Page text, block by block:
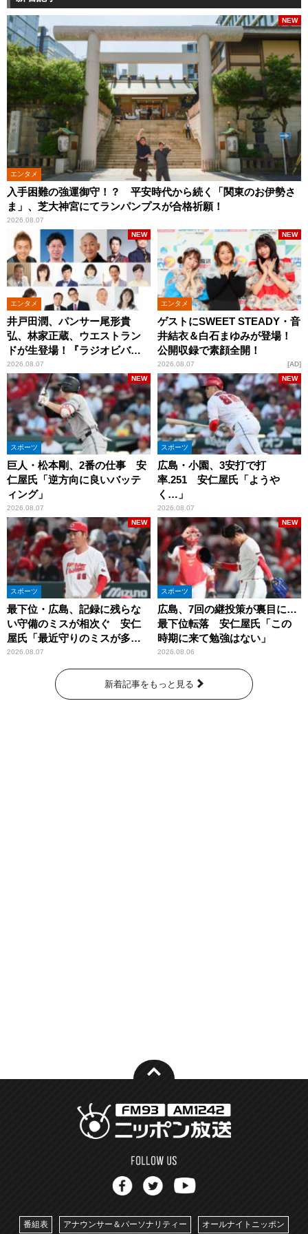
エンタメ
入手困難の強運御守！？ 平安時代から続く「関東のお伊勢さ
ま」、芝大神宮にてランパンプスが合格祈願！
2026.08.07
NEW
エンタメ
井戸田潤、パンサー尾形貴
弘、林家正蔵、ウエストラン
ドが生登場！『ラジオビバリ
ー昼ズ』
2026.08.07
NEW
エンタメ
ゲストにSWEET STEADY・音
井結衣＆白石まゆみが登場！
公開収録で素顔全開！
2026.08.07
NEW
AD
スポーツ
巨人・松本剛、2番の仕事 安
仁屋氏「逆方向に良いバッテ
ィング」
2026.08.07
NEW
スポーツ
広島・小園、3安打で打
率.251 安仁屋氏「ようや
く…」
2026.08.07
NEW
スポーツ
最下位・広島、記録に残らな
い守備のミスが相次ぐ 安仁
屋氏「最近守りのミスが多
い」
2026.08.07
NEW
スポーツ
広島、7回の継投策が裏目に…
最下位転落 安仁屋氏「この
時期に来て勉強はない」
2026.08.06
NEW
新着記事をもっと見る
番組表 アナウンサー＆パーソナリティー オールナイトニッポン